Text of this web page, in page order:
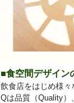
■食空間デザイン
飲食店をはじめ様々
Qは品質（Quality）